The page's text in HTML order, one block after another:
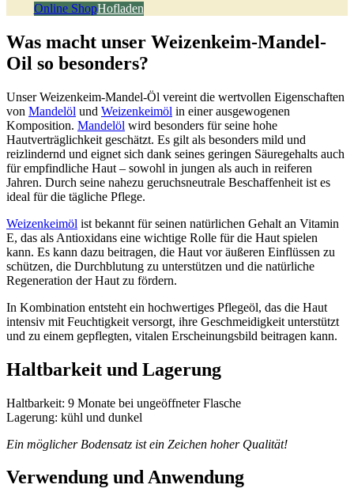
Online ShopHofladen
Was macht unser Weizenkeim-Mandel-
Oil so besonders?
Unser Weizenkeim-Mandel-Öl vereint die wertvollen Eigenschaften
von Mandelöl und Weizenkeimöl in einer ausgewogenen
Komposition. Mandelöl wird besonders für seine hohe
Hautverträglichkeit geschätzt. Es gilt als besonders mild und
reizlindernd und eignet sich dank seines geringen Säuregehalts auch
für empfindliche Haut – sowohl in jungen als auch in reiferen
Jahren. Durch seine nahezu geruchsneutrale Beschaffenheit ist es
ideal für die tägliche Pflege.
Weizenkeimöl ist bekannt für seinen natürlichen Gehalt an Vitamin
E, das als Antioxidans eine wichtige Rolle für die Haut spielen
kann. Es kann dazu beitragen, die Haut vor äußeren Einflüssen zu
schützen, die Durchblutung zu unterstützen und die natürliche
Regeneration der Haut zu fördern.
In Kombination entsteht ein hochwertiges Pflegeöl, das die Haut
intensiv mit Feuchtigkeit versorgt, ihre Geschmeidigkeit unterstützt
und zu einem gepflegten, vitalen Erscheinungsbild beitragen kann.
Haltbarkeit und Lagerung
Haltbarkeit: 9 Monate bei ungeöffneter Flasche
Lagerung: kühl und dunkel
Ein möglicher Bodensatz ist ein Zeichen hoher Qualität!
Verwendung und Anwendung